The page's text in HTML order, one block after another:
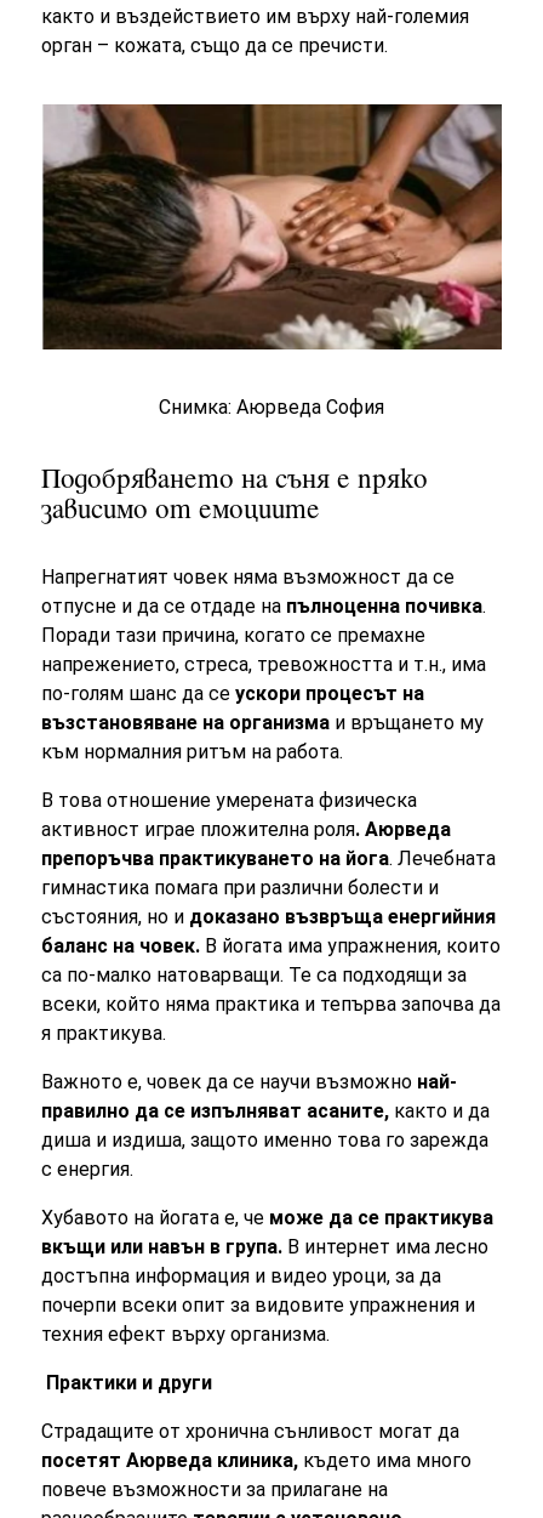
както и въздействието им върху най-големия
орган – кожата, също да се пречисти.
Снимка: Аюрведа София
Подобряването на съня е пряко
зависимо от емоциите
Напрегнатият човек няма възможност да се
отпусне и да се отдаде на пълноценна почивка.
Поради тази причина, когато се премахне
напрежението, стреса, тревожността и т.н., има
по-голям шанс да се ускори процесът на
възстановяване на организма и връщането му
към нормалния ритъм на работа.
В това отношение умерената физическа
активност играе пложителна роля. Аюрведа
препоръчва практикуването на йога. Лечебната
гимнастика помага при различни болести и
състояния, но и доказано възвръща енергийния
баланс на човек. В йогата има упражнения, които
са по-малко натоварващи. Те са подходящи за
всеки, който няма практика и тепърва започва да
я практикува.
Важното е, човек да се научи възможно най-
правилно да се изпълняват асаните, както и да
диша и издиша, защото именно това го зарежда
с енергия.
Хубавото на йогата е, че може да се практикува
вкъщи или навън в група. В интернет има лесно
достъпна информация и видео уроци, за да
почерпи всеки опит за видовите упражнения и
техния ефект върху организма.
Практики и други
Страдащите от хронична сънливост могат да
посетят Аюрведа клиника, където има много
повече възможности за прилагане на